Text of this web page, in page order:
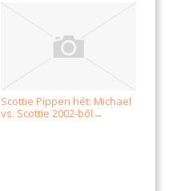
Scottie Pippen hét: Michael
vs. Scottie 2002-ből →